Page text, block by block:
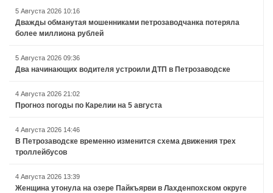
5 Августа 2026 10:16
Дважды обманутая мошенниками петрозаводчанка потеряла
более миллиона рублей
5 Августа 2026 09:36
Два начинающих водителя устроили ДТП в Петрозаводске
4 Августа 2026 21:02
Прогноз погоды по Карелии на 5 августа
4 Августа 2026 14:46
В Петрозаводске временно изменится схема движения трех
троллейбусов
4 Августа 2026 13:39
Женщина утонула на озере Пайкъярви в Лахденпохском округе